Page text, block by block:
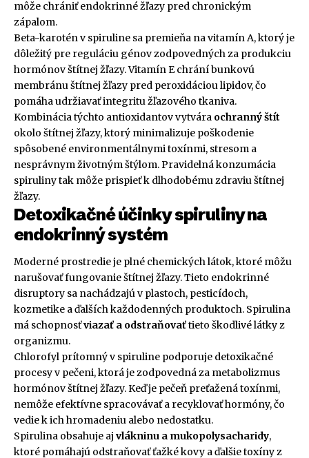
môže chrániť endokrinné žľazy pred chronickým
zápalom.
Beta-karotén v spiruline sa premieňa na vitamín A, ktorý je
dôležitý pre reguláciu génov zodpovedných za produkciu
hormónov štítnej žľazy. Vitamín E chrání bunkovú
membránu štítnej žľazy pred peroxidáciou lipidov, čo
pomáha udržiavať integritu žľazového tkaniva.
Kombinácia týchto antioxidantov vytvára ochranný štít
okolo štítnej žľazy, ktorý minimalizuje poškodenie
spôsobené environmentálnymi toxínmi, stresom a
nesprávnym životným štýlom. Pravidelná konzumácia
spiruliny tak môže prispieť k dlhodobému zdraviu štítnej
žľazy.
Detoxikačné účinky spiruliny na
endokrinný systém
Moderné prostredie je plné chemických látok, ktoré môžu
narušovať fungovanie štítnej žľazy. Tieto endokrinné
disruptory sa nachádzajú v plastoch, pesticídoch,
kozmetike a ďalších každodenných produktoch. Spirulina
má schopnosťviazať a odstraňovaťtieto škodlivé látky z
organizmu.
Chlorofyl prítomný v spiruline podporuje detoxikačné
procesy v pečeni, ktorá je zodpovedná za metabolizmus
hormónov štítnej žľazy. Keď je pečeň preťažená toxínmi,
nemôže efektívne spracovávať a recyklovať hormóny, čo
vedie k ich hromadeniu alebo nedostatku.
Spirulina obsahuje aj vlákninu a mukopolysacharidy,
ktoré pomáhajú odstraňovať ťažké kovy a ďalšie toxíny z